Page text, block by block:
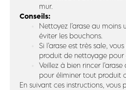
mur.
Conseils:
Nettoyez l’arase au
éviter les bouchons.
Si l’arase est très sale,
produit de nettoyage pour
Veillez à bien rincer
pour éliminer tout produit
En suivant ces instructions, vous